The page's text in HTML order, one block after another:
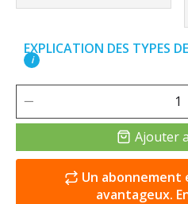
EXPLICATION DES TYPES
i
Ajouter
Un
avantageux.